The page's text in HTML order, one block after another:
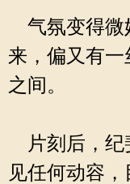
气氛变得微
来，偏又有一
之间。
片刻后，纪
见任何动容